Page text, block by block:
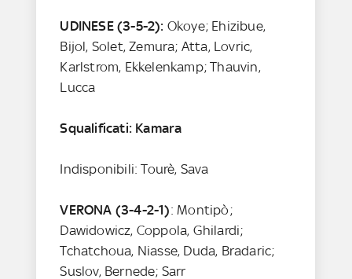
UDINESE (3-5-2): Okoye; Ehizibue,
Bijol, Solet, Zemura; Atta, Lovric,
Karlstrom, Ekkelenkamp; Thauvin,
Lucca
Squalificati: Kamara
Indisponibili: Tourè, Sava
VERONA (3-4-2-1): Montipò;
Dawidowicz, Coppola, Ghilardi;
Tchatchoua, Niasse, Duda, Bradaric;
Suslov, Bernede; Sarr